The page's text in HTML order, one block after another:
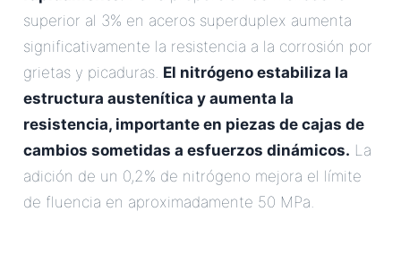
superior al 3% en aceros superduplex aumenta
significativamente la resistencia a la corrosión por
grietas y picaduras. El nitrógeno estabiliza la
estructura austenítica y aumenta la
resistencia, importante en piezas de cajas de
cambios sometidas a esfuerzos dinámicos. La
adición de un 0,2% de nitrógeno mejora el límite
de fluencia en aproximadamente 50 MPa.